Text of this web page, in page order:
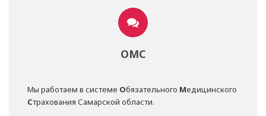
ОМС
Мы работаем в системе Обязательного Медицинского
Страхования Самарской области.